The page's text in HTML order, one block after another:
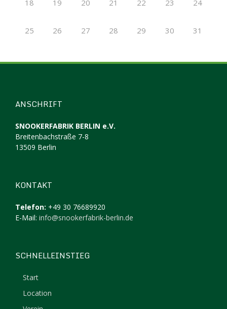
18 19 20 21 22 23 24
25 26 27 28 29 30 31
ANSCHRIFT
SNOOKERFABRIK BERLIN e.V.
Breitenbachstraße 7-8
13509 Berlin
KONTAKT
Telefon: +49 30 76689920
E-Mail: info@snookerfabrik-berlin.de
SCHNELLEINSTIEG
Start
Location